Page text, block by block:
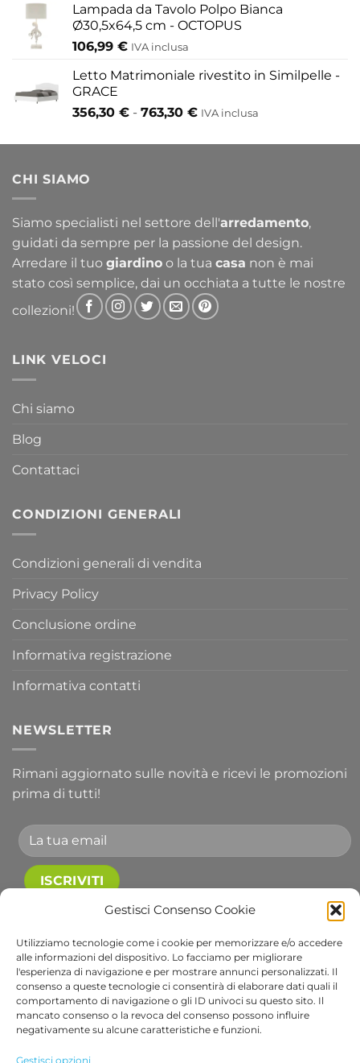
Gestisci Consenso Cookie
Utilizziamo tecnologie come i cookie per memorizzare e/o accedere
alle informazioni del dispositivo. Lo facciamo per migliorare
l'esperienza di navigazione e per mostrare annunci personalizzati. Il
consenso a queste tecnologie ci consentirà di elaborare dati quali il
comportamento di navigazione o gli ID univoci su questo sito. Il
mancato consenso o la revoca del consenso possono influire
negativamente su alcune caratteristiche e funzioni.
Gestisci opzioni
Lampada da Tavolo Polpo Bianca
Ø30,5x64,5 cm - OCTOPUS
106,99 € IVA inclusa
Letto Matrimoniale rivestito in Similpelle -
GRACE
356,30 € - 763,30 €Fascia
prezzo:
IVA inclusa
CHI SIAMO
Siamo specialisti nel settore dell'arredamento,
guidati da sempre per la passione del design.
Arredare il tuo giardino o la tua casa non è mai
stato così semplice, dai un occhiata a tutte le nostre
collezioni!
LINK VELOCI
Chi siamo
Blog
Contattaci
CONDIZIONI GENERALI
Condizioni generali di vendita
Privacy Policy
Conclusione ordine
Informativa registrazione
Informativa contatti
NEWSLETTER
Rimani aggiornato sulle novità e ricevi le promozioni
prima di tutti!
Accetto le condizioni generali e di ricevere le
Alternative:
Visa PayPal Stripe MasterCard
Cash
On
Apple